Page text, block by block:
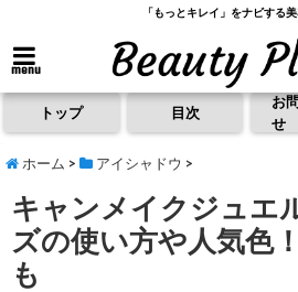
「もっとキレイ」をナビする
menu
トップ 目次
お
せ
ホーム > アイシャドウ >
キャンメイクジュエ
ズの使い方や人気色
も